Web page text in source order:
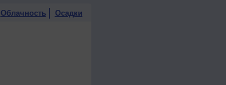
Облачность Осадки